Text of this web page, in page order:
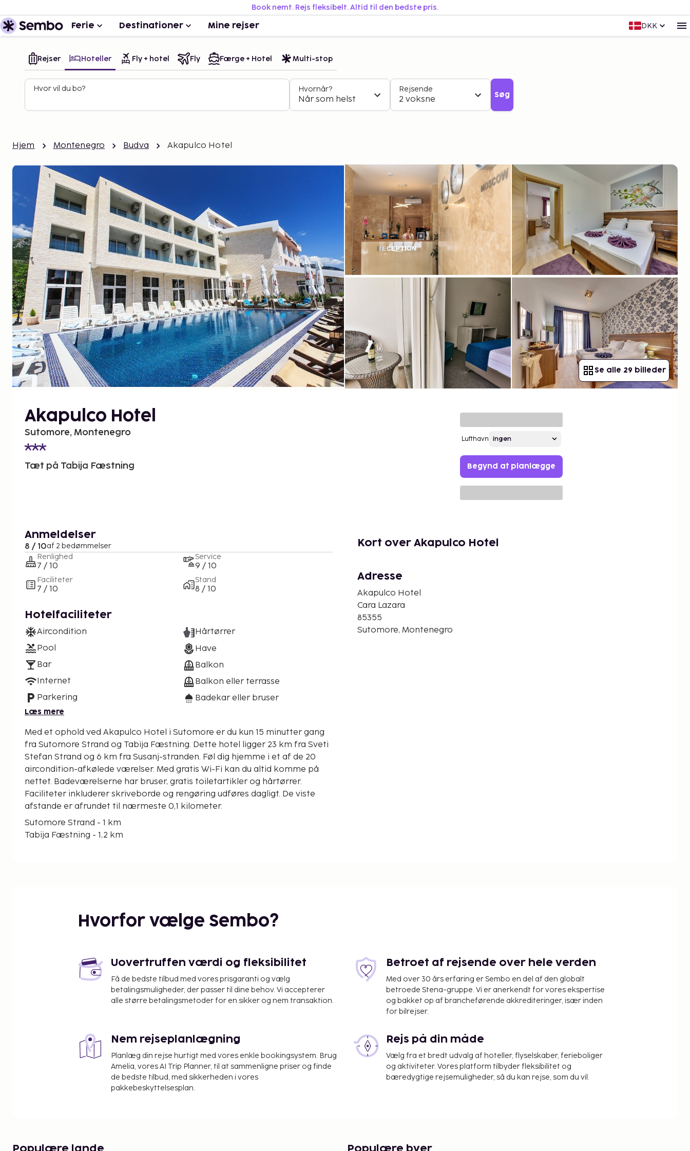
Book nemt. Rejs fleksibelt. Altid til den bedste pris.
Ferie Destinationer Mine rejser DKK
Rejser Hoteller Fly + hotel Fly Færge + Hotel Multi-stop
Hvor vil du bo? Hvornår?
Når som helst
Rejsende
2 voksne Søg
Hjem Montenegro Budva Akapulco Hotel
Se alle 29 billeder
Akapulco Hotel
Sutomore, Montenegro
Tæt på Tabija Fæstning
Lufthavn
Begynd at planlægge
Anmeldelser
8 / 10af 2 bedømmelser
Renlighed
7 / 10
Faciliteter
7 / 10
Service
9 / 10
Stand
8 / 10
Hotelfaciliteter
Aircondition
Pool
Bar
Internet
Parkering
Hårtørrer
Have
Balkon
Balkon eller terrasse
Badekar eller bruser
Læs mere
Med et ophold ved Akapulco Hotel i Sutomore er du kun 15 minutter gang
fra Sutomore Strand og Tabija Fæstning. Dette hotel ligger 23 km fra Sveti
Stefan Strand og 6 km fra Susanj-stranden. Føl dig hjemme i et af de 20
aircondition-afkølede værelser. Med gratis Wi-Fi kan du altid komme på
nettet. Badeværelserne har bruser, gratis toiletartikler og hårtørrer.
Faciliteter inkluderer skriveborde og rengøring udføres dagligt. De viste
afstande er afrundet til nærmeste 0,1 kilometer.
Sutomore Strand - 1 km
Tabija Fæstning - 1,2 km
Buljarica-stranden - 11,7 km
Romerske Mosaikker - 13 km
Elias Kirke - 13 km
Røde Kommune Mindehus - 13,2 km
Perazića Do Strand - 17,5 km
Tivat (TIV) - 55,9 km
Dubrovnik (DBV) - 105,7 km
Gratis selvstændig parkering er til rådighed på stedet. Fra en have kan du
nyde den skønne udsigt, eller du kan nyde godt af rekreative faciliteter,
såsom en sæsonbestemt udendørs pool. Andre faciliteter på dette hotel
Kort over Akapulco Hotel
Adresse
Akapulco Hotel
Cara Lazara
85355
Sutomore, Montenegro
Hvorfor vælge Sembo?
Uovertruffen værdi og fleksibilitet
Få de bedste tilbud med vores prisgaranti og vælg
betalingsmuligheder, der passer til dine behov. Vi accepterer
alle større betalingsmetoder for en sikker og nem transaktion.
Betroet af rejsende over hele verden
Med over 30 års erfaring er Sembo en del af den globalt
betroede Stena-gruppe. Vi er anerkendt for vores ekspertise
og bakket op af brancheførende akkrediteringer, især inden
for bilrejser.
Nem rejseplanlægning
Planlæg din rejse hurtigt med vores enkle bookingsystem. Brug
Amelia, vores AI Trip Planner, til at sammenligne priser og finde
de bedste tilbud, med sikkerheden i vores
pakkebeskyttelsesplan.
Rejs på din måde
Vælg fra et bredt udvalg af hoteller, flyselskaber, ferieboliger
og aktiviteter. Vores platform tilbyder fleksibilitet og
bæredygtige rejsemuligheder, så du kan rejse, som du vil.